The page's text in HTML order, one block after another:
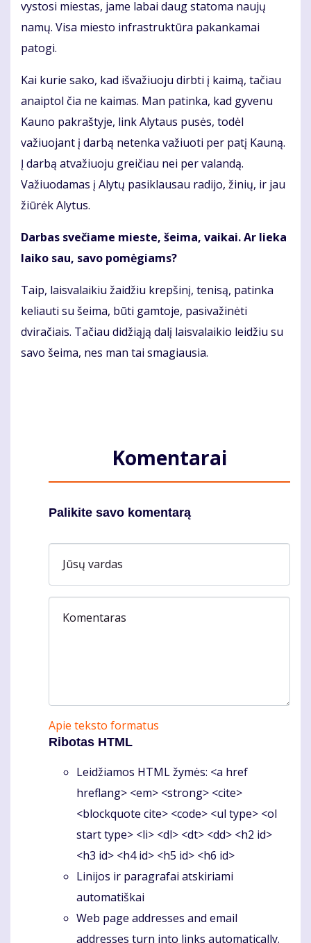
vystosi miestas, jame labai daug statoma naujų
namų. Visa miesto infrastruktūra pakankamai
patogi.
Kai kurie sako, kad išvažiuoju dirbti į kaimą, tačiau
anaiptol čia ne kaimas. Man patinka, kad gyvenu
Kauno pakraštyje, link Alytaus pusės, todėl
važiuojant į darbą netenka važiuoti per patį Kauną.
Į darbą atvažiuoju greičiau nei per valandą.
Važiuodamas į Alytų pasiklausau radijo, žinių, ir jau
žiūrėk Alytus.
Darbas svečiame mieste, šeima, vaikai. Ar lieka
laiko sau, savo pomėgiams?
Taip, laisvalaikiu žaidžiu krepšinį, tenisą, patinka
keliauti su šeima, būti gamtoje, pasivažinėti
dviračiais. Tačiau didžiąją dalį laisvalaikio leidžiu su
savo šeima, nes man tai smagiausia.
Komentarai
Palikite savo komentarą
Jūsų vardas
Komentaras
Apie teksto formatus
Ribotas HTML
Leidžiamos HTML žymės: <a href
hreflang> <em> <strong> <cite>
<blockquote cite> <code> <ul type> <ol
start type> <li> <dl> <dt> <dd> <h2 id>
<h3 id> <h4 id> <h5 id> <h6 id>
Linijos ir paragrafai atskiriami
automatiškai
Web page addresses and email
addresses turn into links automatically.